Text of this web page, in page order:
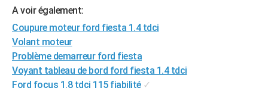
WEEK-END
Guides de France
Escapades
Patrimoine
Expositions
Musées
Week-end nature
+LIFESTYLE
Art de vivre
Bien-être
Loisirs
ModeModes de vie
SANTE
Alimentation
Guide de la santé
Maladies
Médicaments
Sommeil
VOYAGE
A voir également:
Coupure moteur ford fiesta 1.4 tdci
Volant moteur
Problème demarreur ford fiesta
Voyant tableau de bord ford fiesta 1.4 tdci
Ford focus 1.8 tdci 115 fiabilité ✓